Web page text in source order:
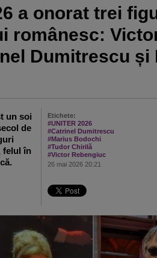
a onorat trei
românesc:
Dumitrescu și
Etichete:
#UNITER 2026
#Catrinel Dumitrescu
#Marius Bodochi
#Tudor Chirilă
#Victor Rebengiuc
26 mai 2026 20:21
un soi
de
felul în